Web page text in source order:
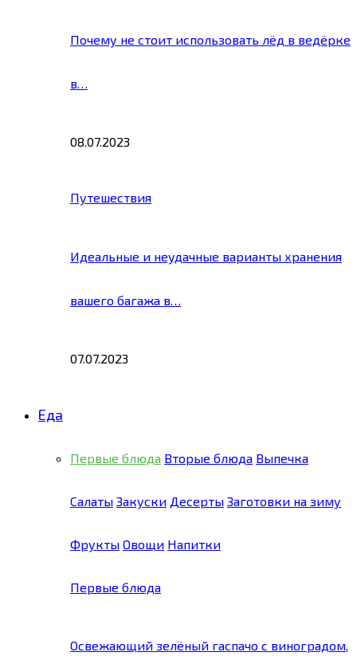
Почему не стоит использовать лёд в ведёрке
в…
08.07.2023
Путешествия
Идеальные и неудачные варианты хранения
вашего багажа в…
07.07.2023
Еда
Первые блюда Вторые блюда Выпечка
Салаты Закуски Десерты Заготовки на зиму
Фрукты Овощи Напитки
Первые блюда
Освежающий зелёный гаспачо с виноградом,